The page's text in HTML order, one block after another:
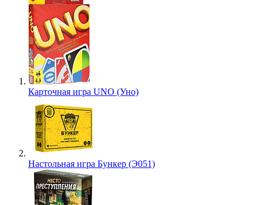
Карточная игра UNO (Уно)
Настольная игра Бункер (Э051)